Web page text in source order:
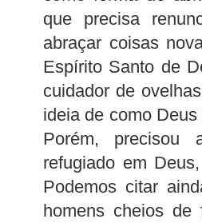
que precisa
abraçar coisas
Espírito Santo de
cuidador de
ideia de como
Porém, precisou
refugiado em
Podemos citar
homens cheios